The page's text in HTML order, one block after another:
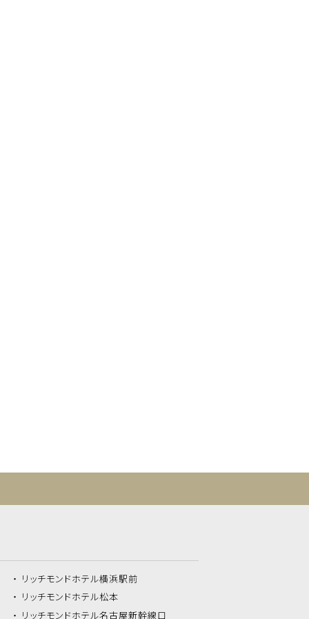
リッチモンドホテル横浜駅前
リッチモンドホテル松本
リッチモンドホテル名古屋新幹線口